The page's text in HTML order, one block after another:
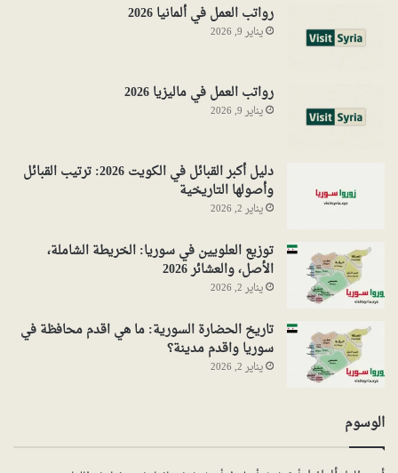
رواتب العمل في ألمانيا 2026
يناير 9, 2026
رواتب العمل في ماليزيا 2026
يناير 9, 2026
دليل أكبر القبائل في الكويت 2026: ترتيب القبائل
وأصولها التاريخية
يناير 2, 2026
توزيع العلويين في سوريا: الخريطة الشاملة،
الأصل، والعشائر 2026
يناير 2, 2026
تاريخ الحضارة السورية: ما هي اقدم محافظة في
سوريا واقدم مدينة؟
يناير 2, 2026
الوسوم